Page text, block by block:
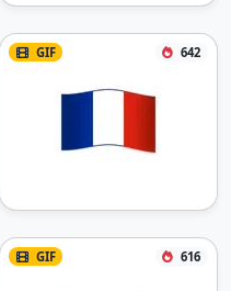
GIF 642
GIF 616